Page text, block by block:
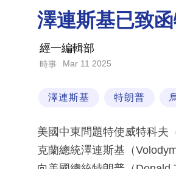
澤連斯基已致
經一編輯部
時事 Mar 11 2025
澤連斯基 特朗普
美國中東問題特使威特科夫
克蘭總統澤連斯基（